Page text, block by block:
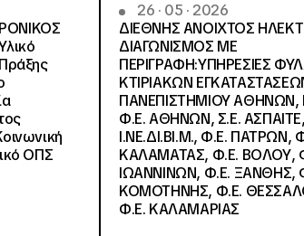
ΟΠΣ
26 · 05 · 2026
ΔΙΕΘΝΗΣ ΑΝΟΙΧΤΟΣ
ΔΙΑΓΩΝΙΣΜΟΣ ΜΕ
ΠΕΡΙΓΡΑΦΗ:ΥΠΗΡΕΣΙΕΣ
ΚΤΙΡΙΑΚΩΝ
ΠΑΝΕΠΙΣΤΗΜΙΟΥ ΑΘΗΝΩΝ,
Φ.Ε. ΑΘΗΝΩΝ, Σ.Ε.
Ι.ΝΕ.ΔΙ.ΒΙ.Μ., Φ.Ε. ΠΑΤΡΩΝ,
ΚΑΛΑΜΑΤΑΣ, Φ.Ε. ΒΟΛΟΥ,
ΙΩΑΝΝΙΝΩΝ, Φ.Ε. ΞΑΝΘΗΣ,
ΚΟΜΟΤΗΝΗΣ, Φ.Ε.
Φ.Ε. ΚΑΛΑΜΑΡΙΑΣ